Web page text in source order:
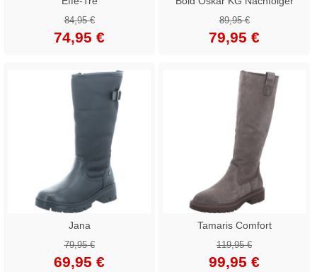
84,95 €
74,95 €
89,95 €
79,95 €
Jana
79,95 €
69,95 €
Tamaris Comfort
119,95 €
99,95 €